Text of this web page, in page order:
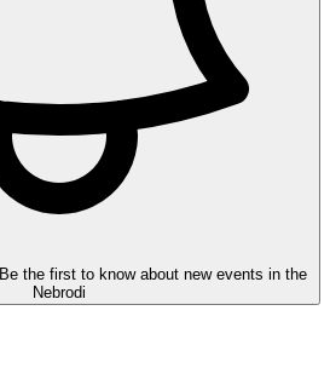
Be the first to know about new events in the
Nebrodi